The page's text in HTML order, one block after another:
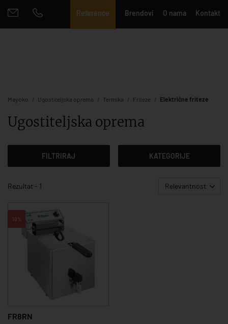
Reference Brendovi O nama Kontakt
Mayoko Ugostiteljska oprema Termika Friteze Električne friteze
Ugostiteljska oprema
FILTRIRAJ KATEGORIJE
Rezultat - 1 Relevantnost
10%
FR8RN